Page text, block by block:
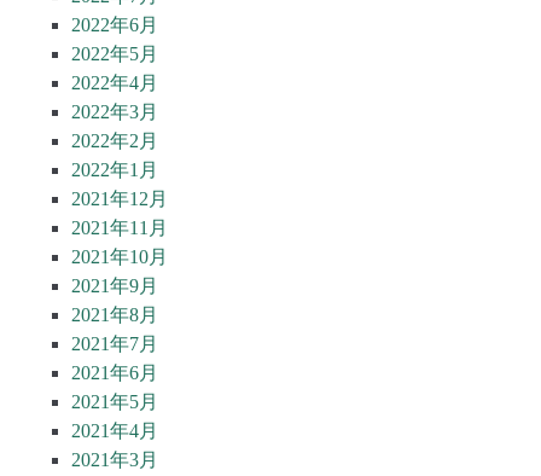
2022年6月
2022年5月
2022年4月
2022年3月
2022年2月
2022年1月
2021年12月
2021年11月
2021年10月
2021年9月
2021年8月
2021年7月
2021年6月
2021年5月
2021年4月
2021年3月